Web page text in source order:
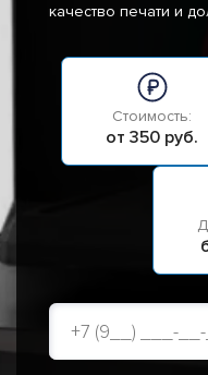
качество печати и
Стоимость:
от 350 руб.